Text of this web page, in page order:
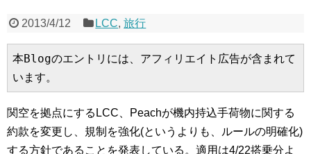
2013/4/12 LCC,旅行
本Blogのエントリには、アフィリエイト広告が含まれて
います。
関空を拠点にするLCC、Peachが機内持込手荷物に関する
約款を変更し、規制を強化(というよりも、ルールの明確化)
する方針であることを発表している。適用は4/22搭乗分よ